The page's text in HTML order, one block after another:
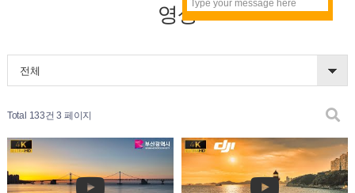
영상
전체
Total 133건 3 페이지